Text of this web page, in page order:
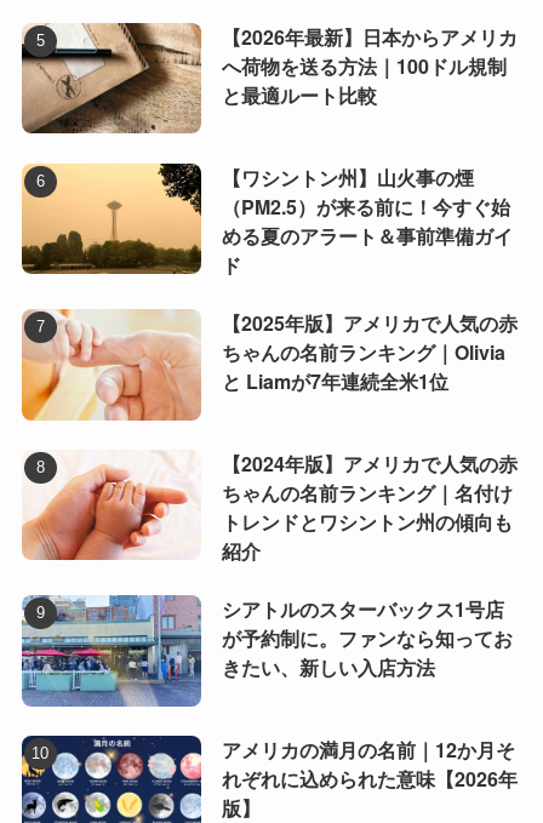
【2026年最新】日本からアメリカ
へ荷物を送る方法｜100ドル規制
と最適ルート比較
【ワシントン州】山火事の煙
（PM2.5）が来る前に！今すぐ始
める夏のアラート＆事前準備ガイ
ド
【2025年版】アメリカで人気の赤
ちゃんの名前ランキング｜Olivia
と Liamが7年連続全米1位
【2024年版】アメリカで人気の赤
ちゃんの名前ランキング｜名付け
トレンドとワシントン州の傾向も
紹介
シアトルのスターバックス1号店
が予約制に。ファンなら知ってお
きたい、新しい入店方法
アメリカの満月の名前｜12か月そ
れぞれに込められた意味【2026年
版】